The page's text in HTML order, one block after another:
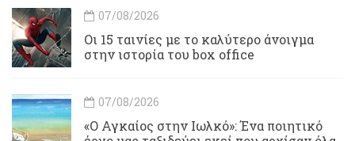
07/08/2026
Οι 15 ταινίες με το καλύτερο άνοιγμα
στην ιστορία του box office
07/08/2026
«Ο Αγκαίος στην Ιωλκό»: Ένα ποιητικό